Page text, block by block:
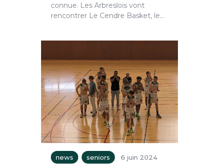
connue. Les Arbreslois vont
rencontrer Le Cendre Basket, le…
news seniors 6 juin 2024